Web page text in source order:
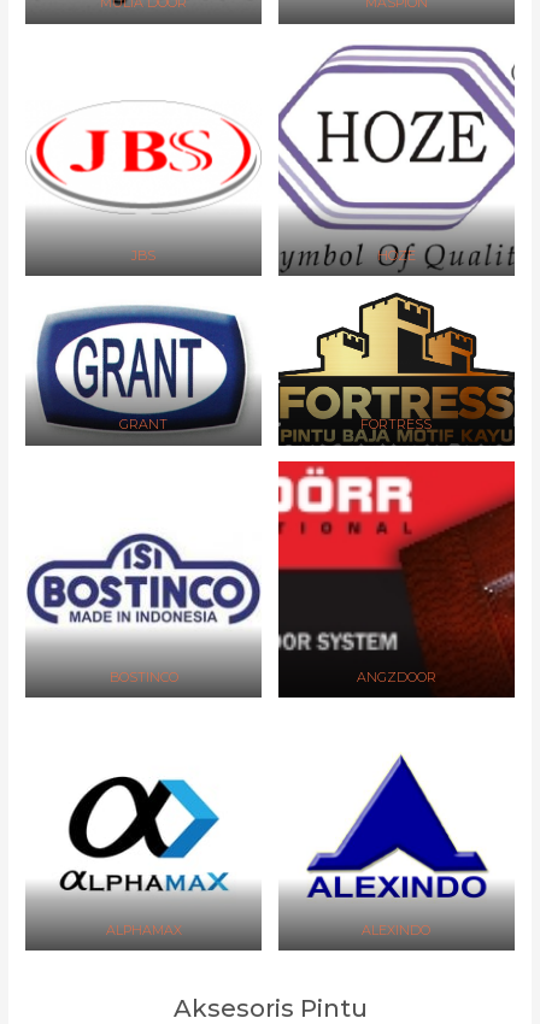
JBS HOZE
GRANT FORTRESS
BOSTINCO ANGZDOOR
ALPHAMAX ALEXINDO
Aksesoris Pintu